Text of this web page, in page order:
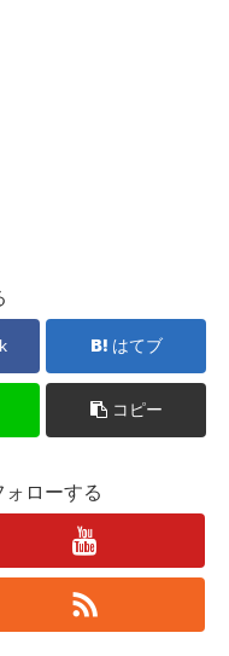
はてブ
コピー
ローする